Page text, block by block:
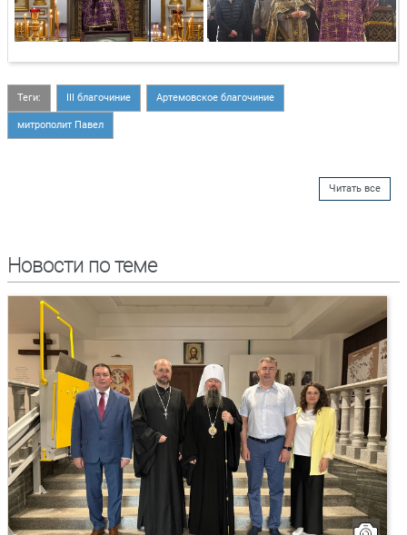
Теги: III благочиние Артемовское благочиние
митрополит Павел
Читать все
Новости по теме